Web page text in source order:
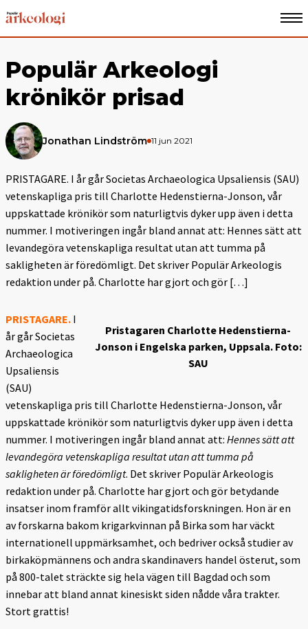
Populär Arkeologi
krönikör prisad
Jonathan Lindström 11 jun 2021
PRISTAGARE. I år går Societas Archaeologica Upsaliensis (SAU)
vetenskapliga pris till Charlotte Hedenstierna-Jonson, vår
uppskattade krönikör som naturligtvis dyker upp även i detta
nummer. I motiveringen ingår bland annat att: Hennes sätt att
levandegöra vetenskapliga resultat utan att tumma på
sakligheten är föredömligt. Det skriver Populär Arkeologis
redaktion under på. Charlotte har gjort och gör […]
Pristagaren Charlotte Hedenstierna-
Jonson i Engelska parken, Uppsala. Foto:
SAU
PRISTAGARE. I
år går Societas
Archaeologica
Upsaliensis
(SAU)
vetenskapliga pris till Charlotte Hedenstierna-Jonson, vår
uppskattade krönikör som naturligtvis dyker upp även i detta
nummer. I motiveringen ingår bland annat att: Hennes sätt att
levandegöra vetenskapliga resultat utan att tumma på
sakligheten är föredömligt. Det skriver Populär Arkeologis
redaktion under på. Charlotte har gjort och gör betydande
insatser inom framför allt vikingatidsforskningen. Hon är en
av forskarna bakom krigarkvinnan på Birka som har väckt
internationell uppmärksamhet, och bedriver också studier av
birkaköpmännens och andra skandinavers handel österut, som
på 800-talet sträckte sig hela vägen till Bagdad och som
innebar att bland annat kinesiskt siden nådde våra trakter.
Stort grattis!